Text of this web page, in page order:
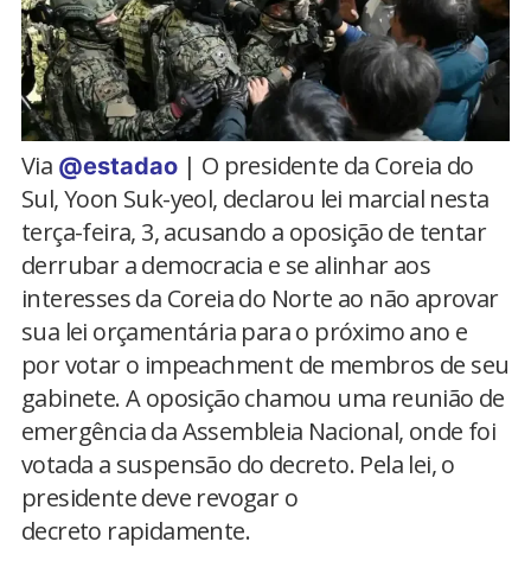
Via @estadao| O presidente da Coreia do
Sul, Yoon Suk-yeol, declarou lei marcial nesta
terça-feira, 3, acusando a oposição de tentar
derrubar a democracia e se alinhar aos
interesses da Coreia do Norte ao não aprovar
sua lei orçamentária para o próximo ano e
por votar o impeachment de membros de seu
gabinete. A oposição chamou uma reunião de
emergência da Assembleia Nacional, onde foi
votada a suspensão do decreto. Pela lei, o
presidente deve revogar o
decreto rapidamente.